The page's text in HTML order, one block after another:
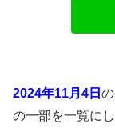
2024年11月4日
の一部を一覧にし